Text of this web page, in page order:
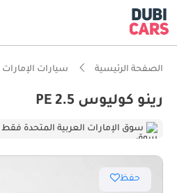
الصفحة الرئيسية سيارات الإمارات
رينو كوليوس PE 2.5
سوق الإمارات العربية المتحدة فقط
حفظ